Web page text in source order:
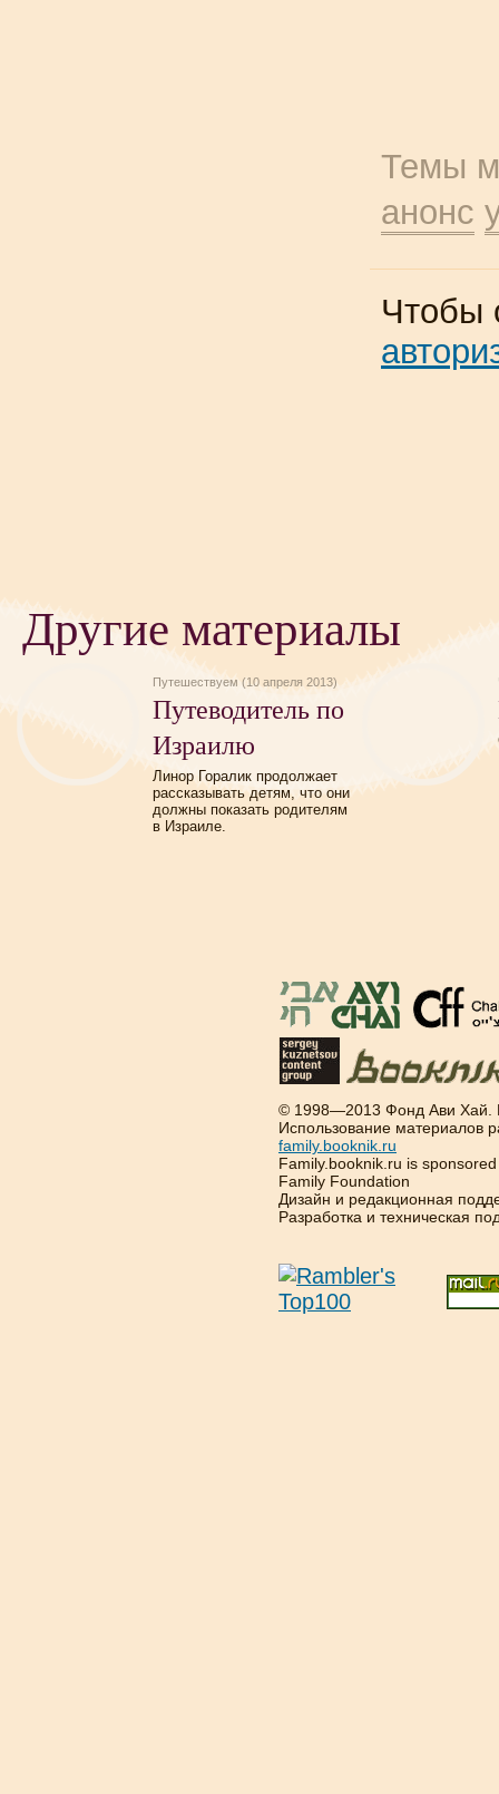
Темы
анонс
Чтобы
Другие материалы
Путешествуем (10 апреля 2013)
Путеводитель по
Израилю
Линор Горалик продолжает
рассказывать детям, что они
должны показать родителям
в Израиле.
© 1998—2013 Фонд Ави Хай.
Использование материалов
family.booknik.ru
Family.booknik.ru is
Family Foundation
Дизайн и редакционная
Разработка и техническая